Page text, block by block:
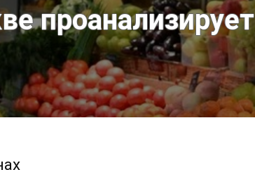
проанализирует